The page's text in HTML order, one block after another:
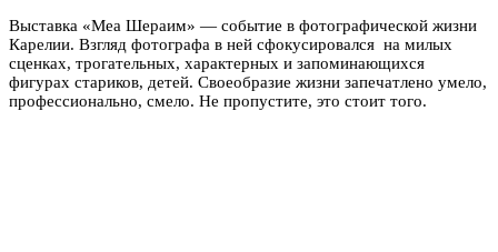
Выставка «Меа Шераим» — событие в фотографической жизни
Карелии. Взгляд фотографа в ней сфокусировался на милых
сценках, трогательных, характерных и запоминающихся
фигурах стариков, детей. Своеобразие жизни запечатлено умело,
профессионально, смело. Не пропустите, это стоит того.